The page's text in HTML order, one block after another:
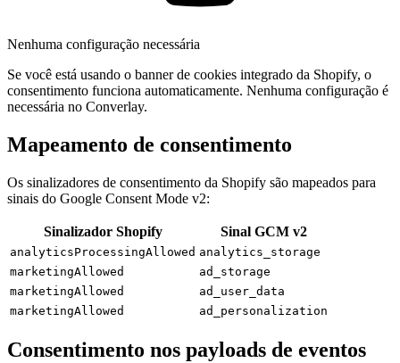
Nenhuma configuração necessária
Se você está usando o banner de cookies integrado da Shopify, o
consentimento funciona automaticamente. Nenhuma configuração é
necessária no Converlay.
Mapeamento de consentimento
Os sinalizadores de consentimento da Shopify são mapeados para
sinais do Google Consent Mode v2:
Sinalizador Shopify Sinal GCM v2
analyticsProcessingAllowed analytics_storage
marketingAllowed
ad_storage
marketingAllowed
ad_user_data
marketingAllowed
ad_personalization
Consentimento nos payloads de eventos